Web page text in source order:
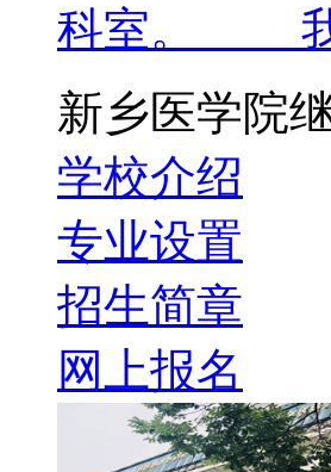
科室。
新乡医学院
学校介绍
专业设置
招生简章
网上报名